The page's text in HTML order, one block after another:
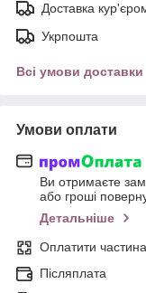
Доставка
Укрпошта
Всі умови доставки
Умови оплати
Ви отримаєте
або гроші
Детальніше
Оплатити
Післяплата